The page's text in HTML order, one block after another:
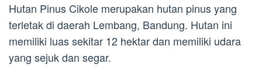
Hutan Pinus Cikole merupakan hutan pinus yang
terletak di daerah Lembang, Bandung. Hutan ini
memiliki luas sekitar 12 hektar dan memiliki udara
yang sejuk dan segar.